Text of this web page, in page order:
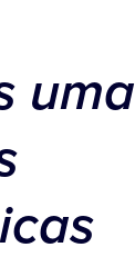
uma